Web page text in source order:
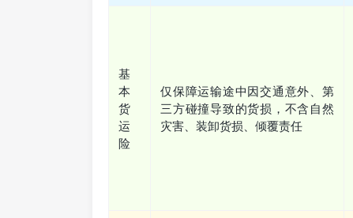
基
本
货
运
险
仅保障运输途中因交通意外、第
三方碰撞导致的货损，不含自然
灾害、装卸货损、倾覆责任